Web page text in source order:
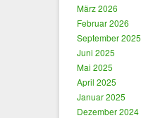
März 2026
Februar 2026
September 2025
Juni 2025
Mai 2025
April 2025
Januar 2025
Dezember 2024